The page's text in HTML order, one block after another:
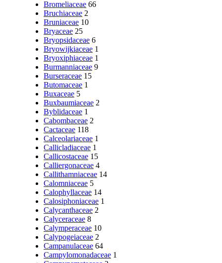
Bromeliaceae 66
Bruchiaceae 2
Bruniaceae 10
Bryaceae 25
Bryopsidaceae 6
Bryowijkiaceae 1
Bryoxiphiaceae 1
Burmanniaceae 9
Burseraceae 15
Butomaceae 1
Buxaceae 5
Buxbaumiaceae 2
Byblidaceae 1
Cabombaceae 2
Cactaceae 118
Calceolariaceae 1
Callicladiaceae 1
Callicostaceae 15
Calliergonaceae 4
Callithamniaceae 14
Calomniaceae 5
Calophyllaceae 14
Calosiphoniaceae 1
Calycanthaceae 2
Calyceraceae 8
Calymperaceae 10
Calypogeiaceae 2
Campanulaceae 64
Campylomonadaceae 1